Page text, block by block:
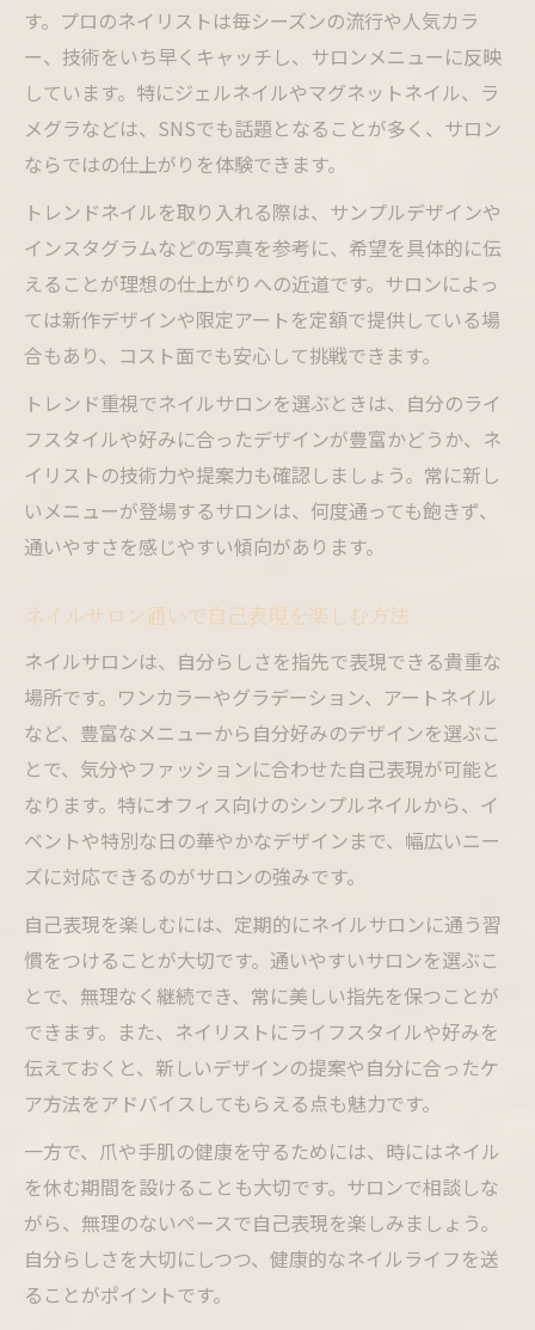
す。プロのネイリストは毎シーズンの流行や人気カラ
ー、技術をいち早くキャッチし、サロンメニューに反映
しています。特にジェルネイルやマグネットネイル、ラ
メグラなどは、SNSでも話題となることが多く、サロン
ならではの仕上がりを体験できます。
トレンドネイルを取り入れる際は、サンプルデザインや
インスタグラムなどの写真を参考に、希望を具体的に伝
えることが理想の仕上がりへの近道です。サロンによっ
ては新作デザインや限定アートを定額で提供している場
合もあり、コスト面でも安心して挑戦できます。
トレンド重視でネイルサロンを選ぶときは、自分のライ
フスタイルや好みに合ったデザインが豊富かどうか、ネ
イリストの技術力や提案力も確認しましょう。常に新し
いメニューが登場するサロンは、何度通っても飽きず、
通いやすさを感じやすい傾向があります。
ネイルサロン通いで自己表現を楽しむ方法
ネイルサロンは、自分らしさを指先で表現できる貴重な
場所です。ワンカラーやグラデーション、アートネイル
など、豊富なメニューから自分好みのデザインを選ぶこ
とで、気分やファッションに合わせた自己表現が可能と
なります。特にオフィス向けのシンプルネイルから、イ
ベントや特別な日の華やかなデザインまで、幅広いニー
ズに対応できるのがサロンの強みです。
自己表現を楽しむには、定期的にネイルサロンに通う習
慣をつけることが大切です。通いやすいサロンを選ぶこ
とで、無理なく継続でき、常に美しい指先を保つことが
できます。また、ネイリストにライフスタイルや好みを
伝えておくと、新しいデザインの提案や自分に合ったケ
ア方法をアドバイスしてもらえる点も魅力です。
一方で、爪や手肌の健康を守るためには、時にはネイル
を休む期間を設けることも大切です。サロンで相談しな
がら、無理のないペースで自己表現を楽しみましょう。
自分らしさを大切にしつつ、健康的なネイルライフを送
ることがポイントです。